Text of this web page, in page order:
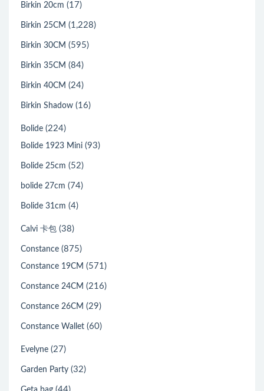
Birkin 20cm (17)
Birkin 25CM (1,228)
Birkin 30CM (595)
Birkin 35CM (84)
Birkin 40CM (24)
Birkin Shadow (16)
Bolide (224)
Bolide 1923 Mini (93)
Bolide 25cm (52)
bolide 27cm (74)
Bolide 31cm (4)
Calvi 卡包 (38)
Constance (875)
Constance 19CM (571)
Constance 24CM (216)
Constance 26CM (29)
Constance Wallet (60)
Evelyne (27)
Garden Party (32)